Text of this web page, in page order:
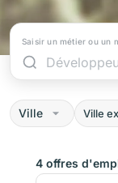
Saisir un métier ou un
Ville
4 offres